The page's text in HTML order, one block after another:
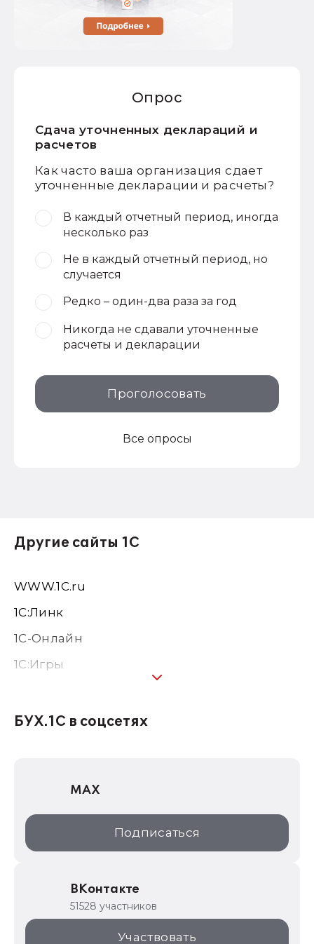
Опрос
Сдача уточненных деклараций и
расчетов
Как часто ваша организация сдает
уточненные декларации и расчеты?
В каждый отчетный период, иногда
несколько раз
Не в каждый отчетный период, но
случается
Редко – один-два раза за год
Никогда не сдавали уточненные
расчеты и декларации
Проголосовать
Все опросы
Другие сайты 1С
WWW.1С.ru
1С:Линк
1С-Онлайн
1C:Игры
1С:Консалтинг
1С:Дистрибьюция
1С:Образование
ИТС.1C.ru
1С для торговли
1С:Торговая площадка
БУХ.1С в соцсетях
MAX
Подписаться
ВКонтакте
51528 участников
Участвовать